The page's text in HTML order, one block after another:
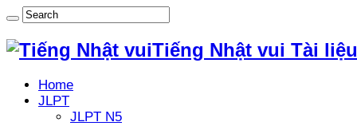
Tiếng Nhật vui Tài
Home
JLPT
JLPT N5